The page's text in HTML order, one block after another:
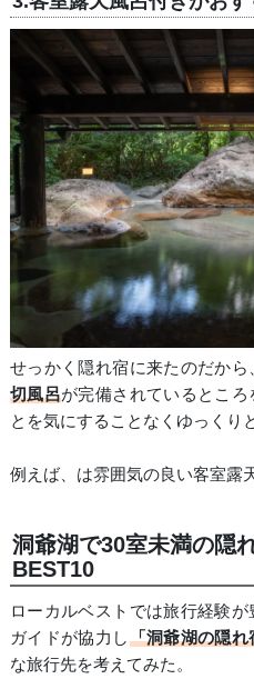
せっかく隠れ宿に来たのだから
切風呂が完備されているとこ
とを気にすることなくゆっくり
例えば、 は雰囲気の良い客室露
洞爺湖で30室未満の隠
BEST10
ローカルベストでは旅行経験
ガイドが協力し「洞爺湖の隠れ
な旅行先を考えてみた。